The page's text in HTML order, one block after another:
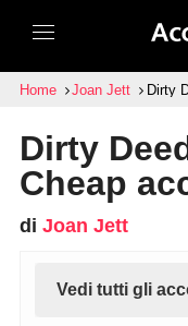
Home Joan Jett Dirty
Dirty
Cheap
di Joan Jett
Vedi tutti gli